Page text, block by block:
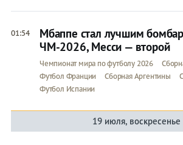
01:54
Мбаппе стал лучшим
ЧМ-2026, Месси — второй
Чемпионат мира по футболу 2026
Футбол Франции
Сборная Аргентины
Футбол Испании
19 июля, воскресенье